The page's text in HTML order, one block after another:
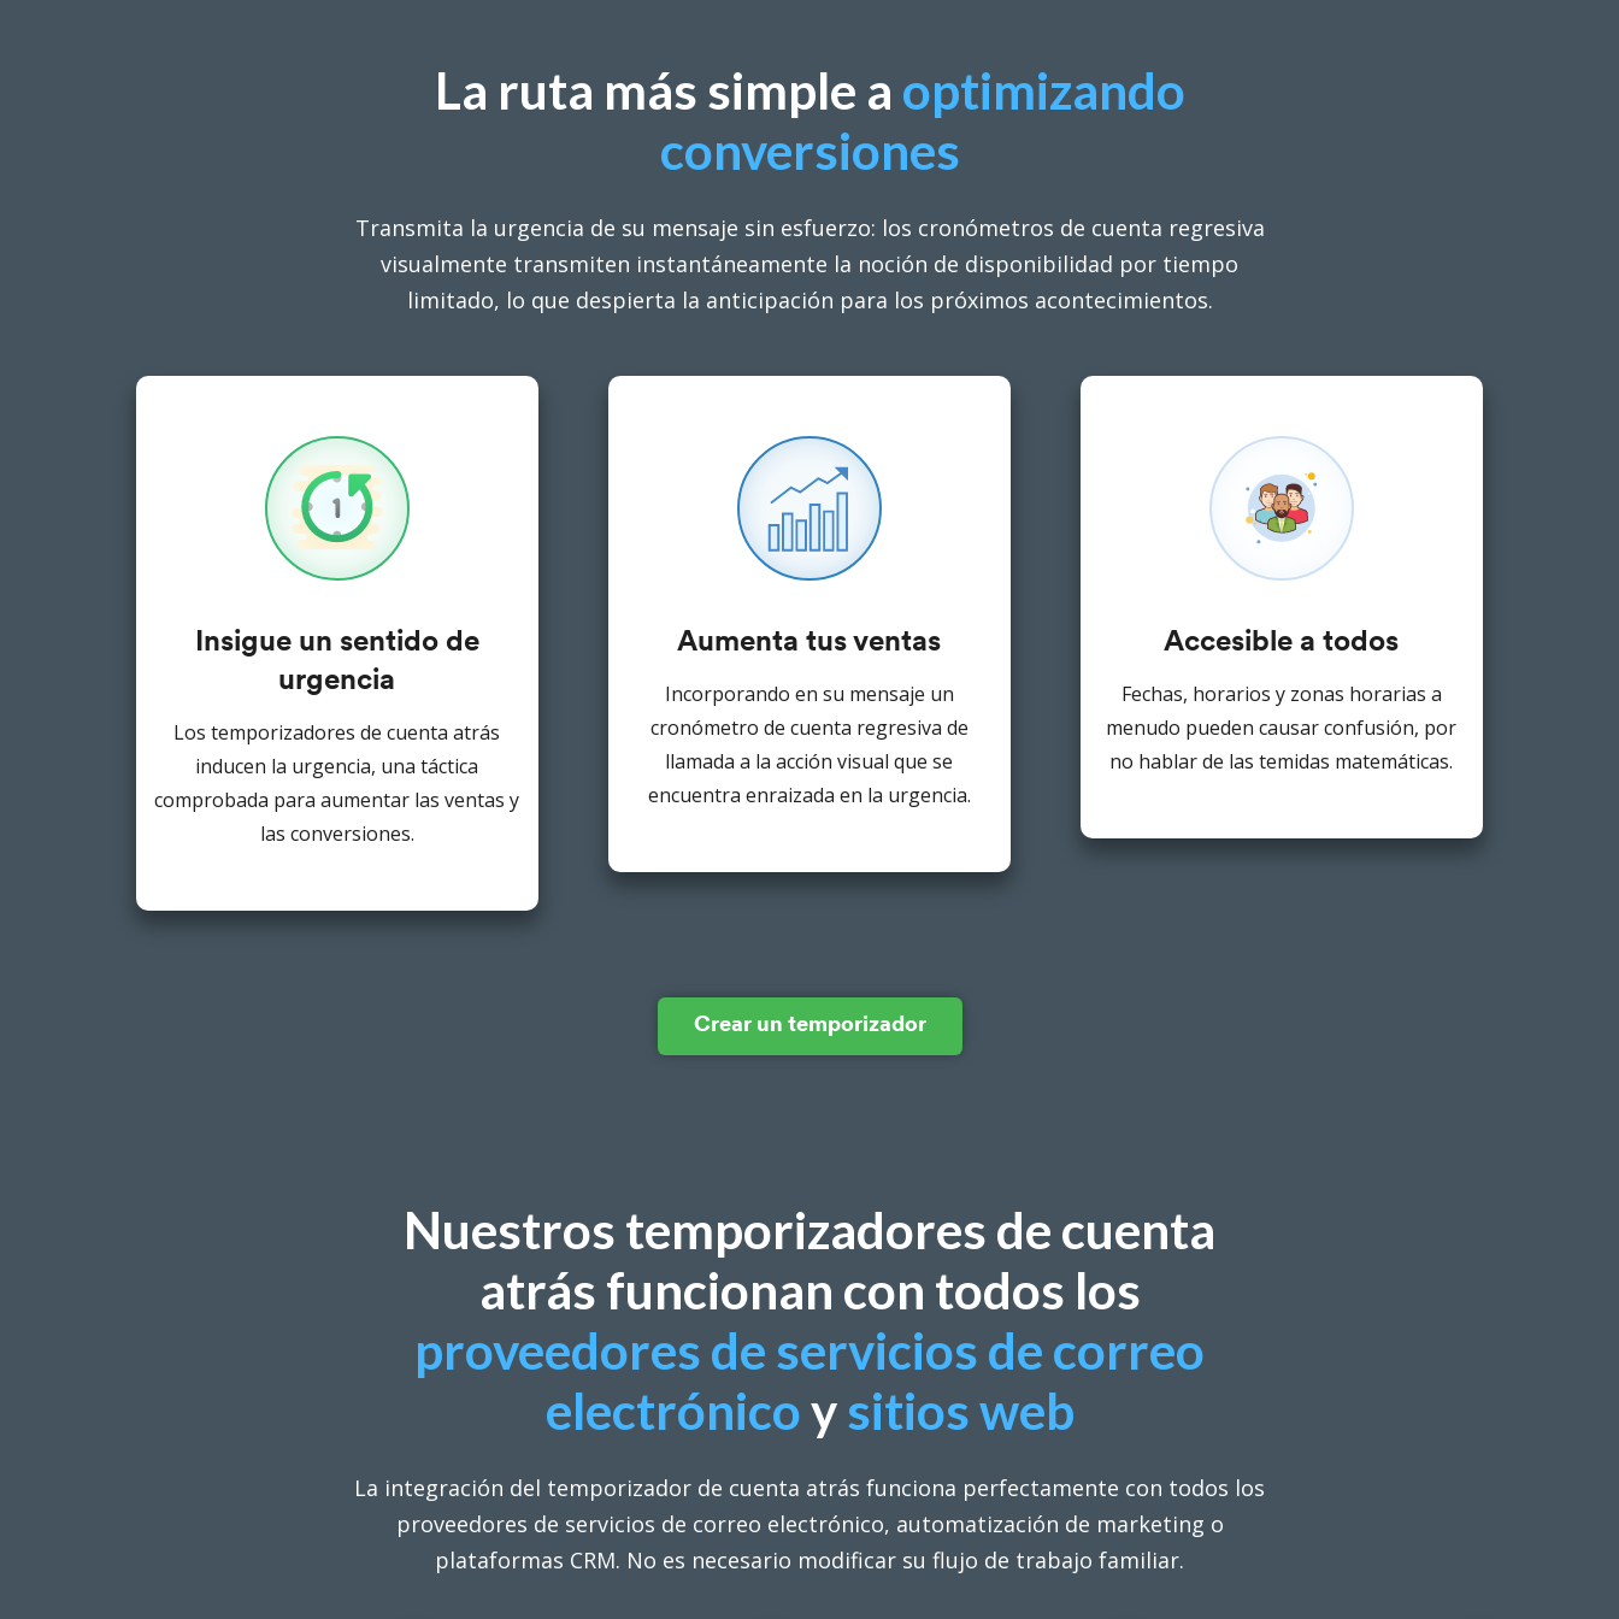
La ruta más simple a optimizando
conversiones
Transmita la urgencia de su mensaje sin esfuerzo: los cronómetros de cuenta regresiva
visualmente transmiten instantáneamente la noción de disponibilidad por tiempo
limitado, lo que despierta la anticipación para los próximos acontecimientos.
Insigue un sentido de
urgencia
Los temporizadores de cuenta atrás
inducen la urgencia, una táctica
comprobada para aumentar las ventas y
las conversiones.
Aumenta tus ventas
Incorporando en su mensaje un
cronómetro de cuenta regresiva de
llamada a la acción visual que se
encuentra enraizada en la urgencia.
Accesible a todos
Fechas, horarios y zonas horarias a
menudo pueden causar confusión, por
no hablar de las temidas matemáticas.
Crear un temporizador
Nuestros temporizadores de cuenta
atrás funcionan con todos los
proveedores de servicios de correo
electrónicoysitios web
La integración del temporizador de cuenta atrás funciona perfectamente con todos los
proveedores de servicios de correo electrónico, automatización de marketing o
plataformas CRM. No es necesario modificar su flujo de trabajo familiar.